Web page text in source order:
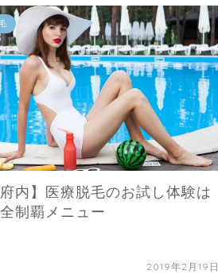
府内】医療脱毛のお試し体験は
制覇メニュー
2019年2月19日